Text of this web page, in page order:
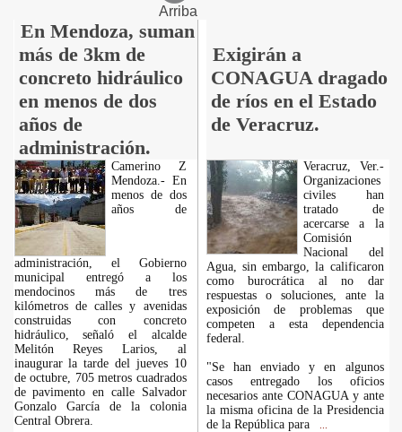
Arriba
En Mendoza, suman
más de 3km de
concreto hidráulico
en menos de dos
años de
administración.
Exigirán a
CONAGUA dragado
de ríos en el Estado
de Veracruz.
Camerino Z
Mendoza.- En
menos de dos
años de
administración, el Gobierno
municipal entregó a los
mendocinos más de tres
kilómetros de calles y avenidas
construidas con concreto
hidráulico, señaló el alcalde
Melitón Reyes Larios, al
inaugurar la tarde del jueves 10
de octubre, 705 metros cuadrados
de pavimento en calle Salvador
Gonzalo García de la colonia
Central Obrera.
Veracruz, Ver.-
Organizaciones
civiles han
tratado de
acercarse a la
Comisión
Nacional del
Agua, sin embargo, la calificaron
como burocrática al no dar
respuestas o soluciones, ante la
exposición de problemas que
competen a esta dependencia
federal.
"Se han enviado y en algunos
casos entregado los oficios
necesarios ante CONAGUA y ante
la misma oficina de la Presidencia
de la República para